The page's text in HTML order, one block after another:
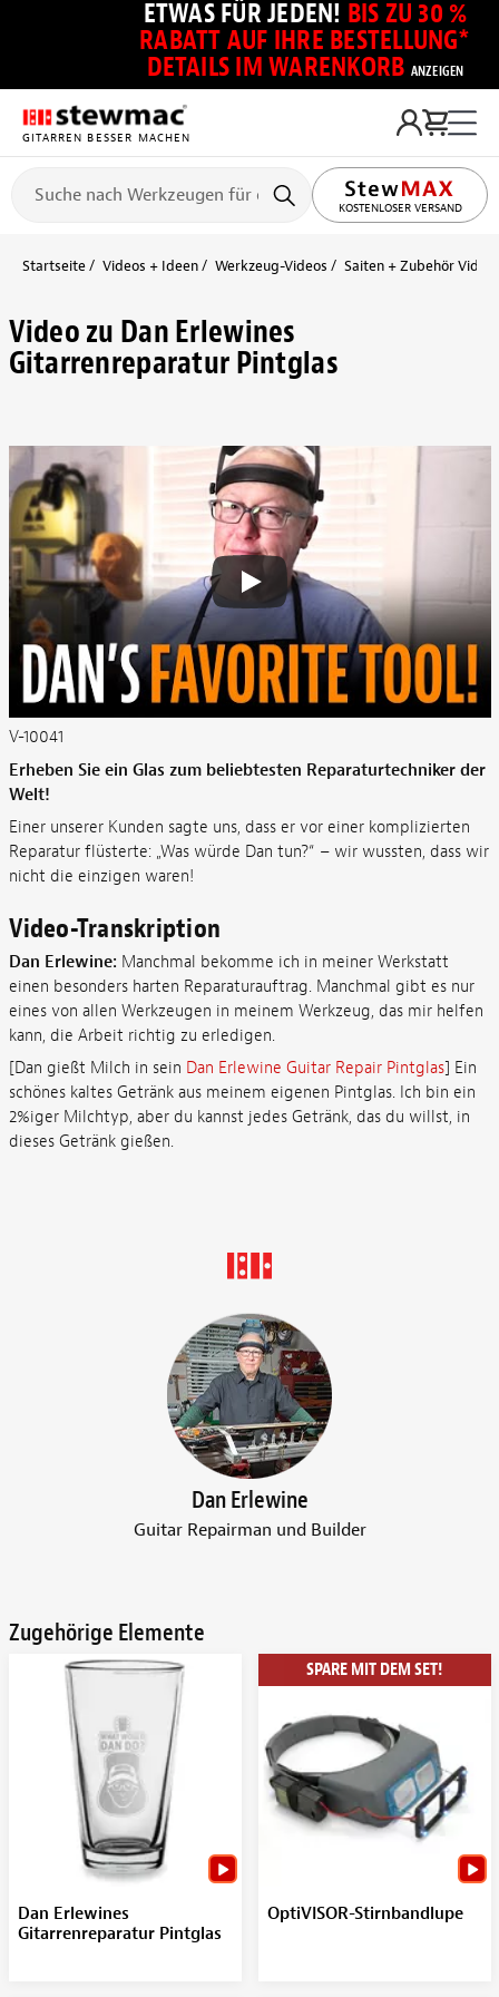
ETWAS FÜR JEDEN! BIS ZU 30 %
RABATT AUF IHRE BESTELLUNG*
DETAILS IM WARENKORB ANZEIGEN
GITARREN BESSER MACHEN
KOSTENLOSER VERSAND
Startseite Videos + Ideen Werkzeug-Videos Saiten + Zubehör
Video zu Dan Erlewines
Gitarrenreparatur Pintglas
V-10041
Erheben Sie ein Glas zum beliebtesten Reparaturtechniker der
Welt!
Einer unserer Kunden sagte uns, dass er vor einer komplizierten
Reparatur flüsterte: „Was würde Dan tun?“ – wir wussten, dass wir
nicht die einzigen waren!
Video-Transkription
Dan Erlewine: Manchmal bekomme ich in meiner Werkstatt
einen besonders harten Reparaturauftrag. Manchmal gibt es nur
eines von allen Werkzeugen in meinem Werkzeug, das mir helfen
kann, die Arbeit richtig zu erledigen.
[Dan gießt Milch in sein Dan Erlewine Guitar Repair Pintglas] Ein
schönes kaltes Getränk aus meinem eigenen Pintglas. Ich bin ein
2%iger Milchtyp, aber du kannst jedes Getränk, das du willst, in
dieses Getränk gießen.
Dan Erlewine
Guitar Repairman und Builder
Zugehörige Elemente
Dan Erlewines
Gitarrenreparatur Pintglas
SPARE MIT DEM SET!
OptiVISOR-Stirnbandlupe